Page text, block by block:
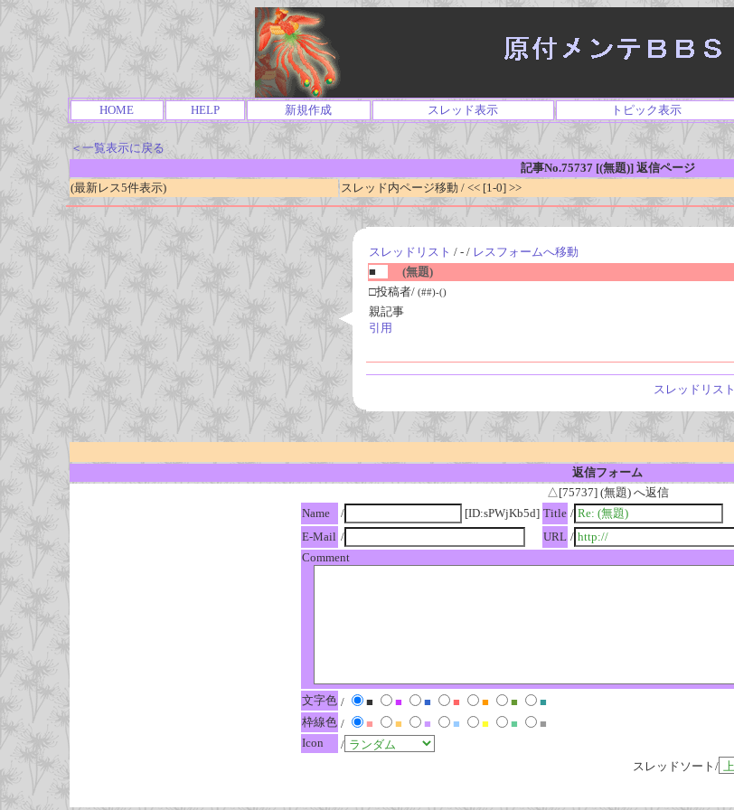
HOME HELP 新規作成 スレッド表示 トピック表示
＜一覧表示に戻る
記事No.75737 [(無題)] 返信ページ
(最新レス5件表示)
スレッド内ページ移動 / << [1-0] >>
スレッドリスト / - / レスフォームへ移動
■
(無題)
□投稿者/ (##)-()
親記事
引用
スレッドリスト
返信フォーム
△[75737] (無題) へ返信
Name
/ [ID:sPWjKb5d] Title /
E-Mail / URL /
Comment
文字色 / ■ ■ ■ ■ ■ ■
■
枠線色 / ■ ■ ■ ■ ■ ■
■
Icon
/
スレッドソート/